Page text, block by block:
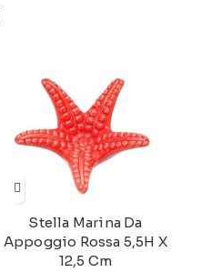
Stella Marina Da
Appoggio Rossa 5,5H X
12,5 Cm